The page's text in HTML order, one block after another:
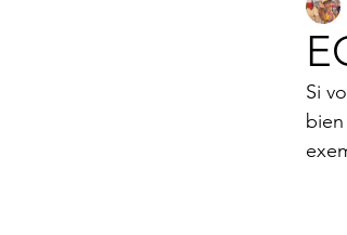
Si